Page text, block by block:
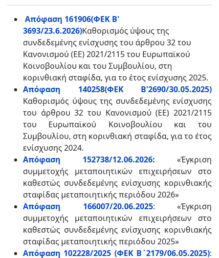
Απόφαση 161906(ΦΕΚ Β'
3693/23.6.2026)Καθορισμός ύψους της
συνδεδεμένης ενίσχυσης του άρθρου 32 του
Κανονισμού (ΕΕ) 2021/2115 του Ευρωπαϊκού
Κοινοβουλίου και του Συμβουλίου, στη
κορινθιακή σταφίδα, για το έτος ενίσχυσης 2025.
Απόφαση 140258(ΦΕΚ Β'2690/30.05.2025)
Καθορισμός ύψους της συνδεδεμένης ενίσχυσης
του άρθρου 32 του Κανονισμού (ΕΕ) 2021/2115
του Ευρωπαϊκού Κοινοβουλίου και του
Συμβουλίου, στη κορινθιακή σταφίδα, για το έτος
ενίσχυσης 2024.
Απόφαση 152738/12.06.2026: «Έγκριση
συμμετοχής μεταποιητικών επιχειρήσεων στο
καθεστώς συνδεδεμένης ενίσχυσης κορινθιακής
σταφίδας μεταποιητικής περιόδου 2026»
Απόφαση 166007/20.06.2025: «Έγκριση
συμμετοχής μεταποιητικών επιχειρήσεων στο
καθεστώς συνδεδεμένης ενίσχυσης κορινθιακής
σταφίδας μεταποιητικής περιόδου 2025»
Απόφαση 102228/2025 (ΦΕΚ Β΄2179/06.05.2025):